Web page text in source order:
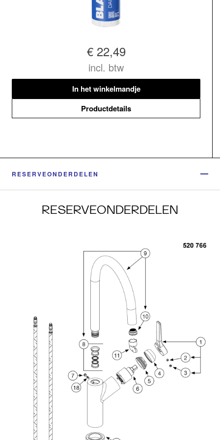
€ 22,49
incl. btw
In het winkelmandje
Productdetails
RESERVEONDERDELEN
RESERVEONDERDELEN